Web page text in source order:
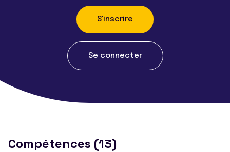
S'inscrire
Se connecter
Compétences (13)